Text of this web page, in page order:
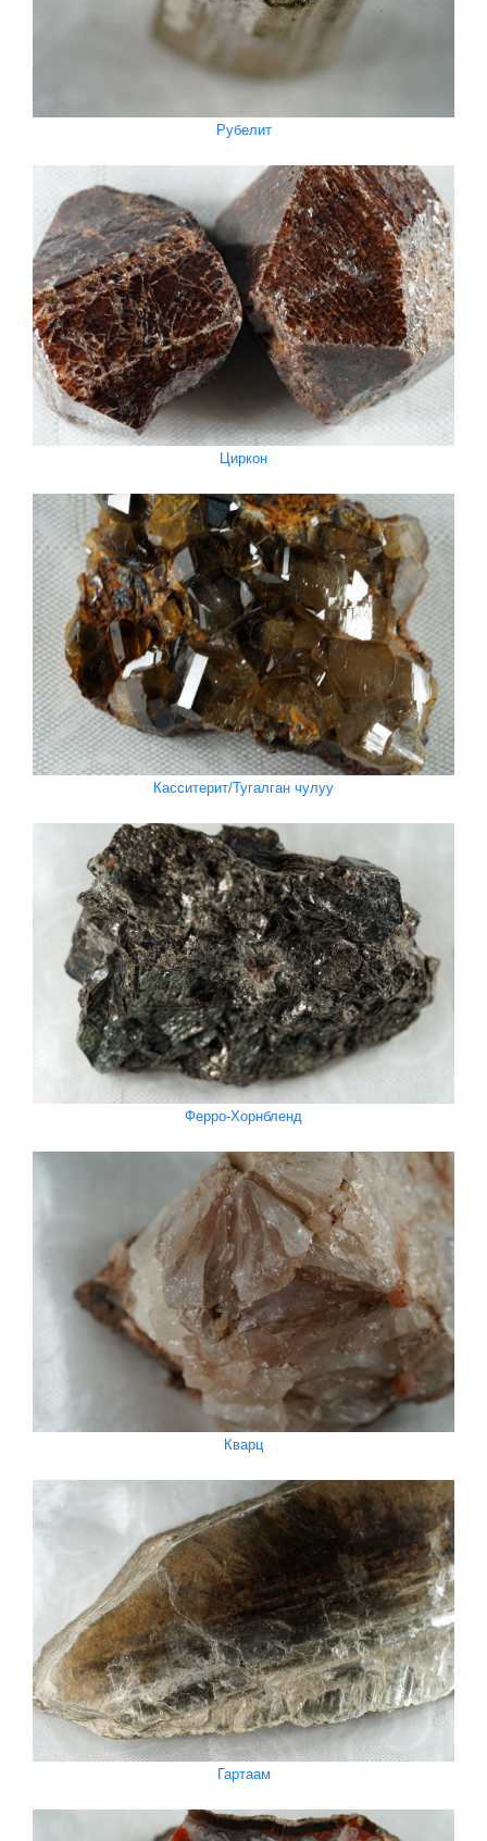
Рубелит
Циркон
Касситерит/Тугалган чулуу
Ферро-Хорнбленд
Кварц
Гартаам